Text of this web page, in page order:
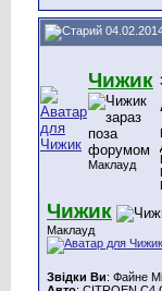
Чижик
Маклауд
Чижик
Маклауд
Звідки Ви: Файне